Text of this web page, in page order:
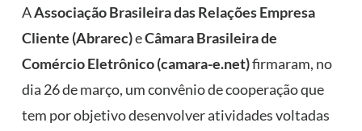
AAssociação Brasileira das Relações Empresa
Cliente (Abrarec)eCâmara Brasileira de
Comércio Eletrônico (camara-e.net)firmaram, no
dia 26 de março, um convênio de cooperação que
tem por objetivo desenvolver atividades voltadas